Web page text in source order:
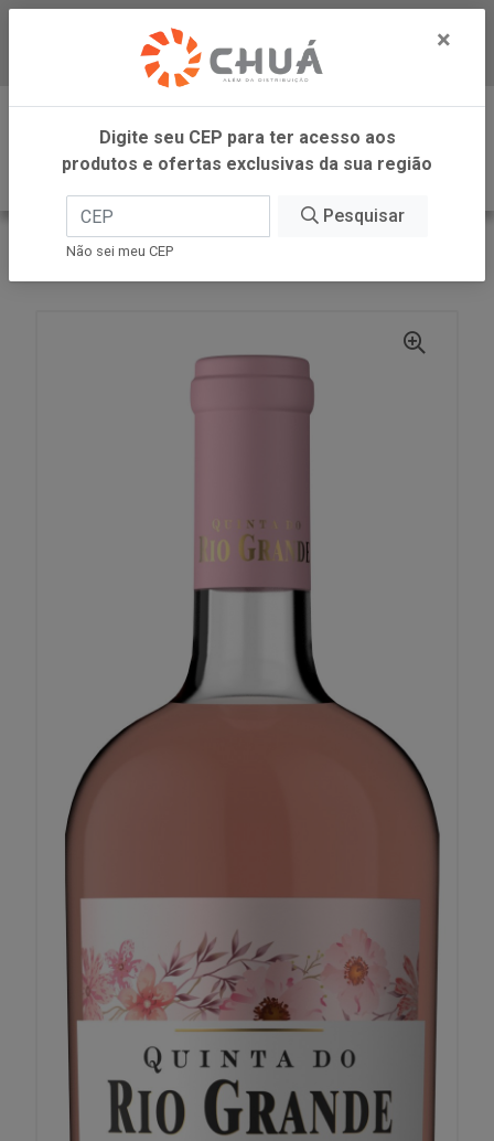
Baixe já nosso APP
0
INÍCIO
ZANLORENZI
×
Digite seu CEP para ter acesso aos
produtos e ofertas exclusivas da sua região
Pesquisar
Não sei meu CEP